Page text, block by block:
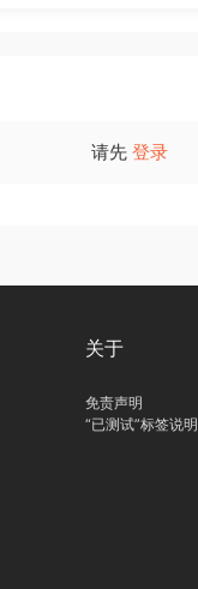
请先 登录
关于
免责声明
“已测试”标签说明